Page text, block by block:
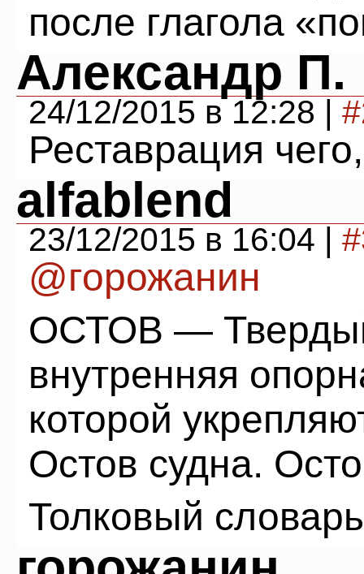
после глагола
Александр П.
24/12/2015 в 12:28 |
Реставрация
alfablend
23/12/2015 в 16:04 |
@горожанин
ОСТОВ —
внутренняя
которой
Остов судна.
Толковый